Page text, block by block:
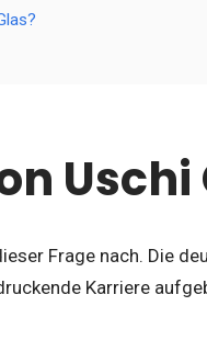
Uschi
Frage nach. Die
Karriere